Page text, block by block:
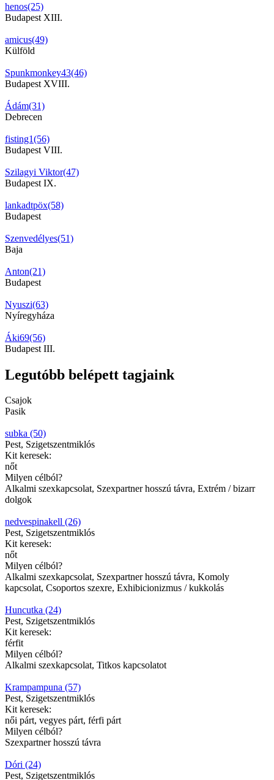
henos(25)
Budapest XIII.
amicus(49)
Külföld
Spunkmonkey43(46)
Budapest XVIII.
Ádám(31)
Debrecen
fisting1(56)
Budapest VIII.
Szilagyi Viktor(47)
Budapest IX.
lankadtpöx(58)
Budapest
Szenvedélyes(51)
Baja
Anton(21)
Budapest
Nyuszi(63)
Nyíregyháza
Áki69(56)
Budapest III.
Legutóbb belépett tagjaink
Csajok
Pasik
subka (50)
Pest, Szigetszentmiklós
Kit keresek:
nőt
Milyen célból?
Alkalmi szexkapcsolat, Szexpartner hosszú távra, Extrém / bizarr
dolgok
nedvespinakell (26)
Pest, Szigetszentmiklós
Kit keresek:
nőt
Milyen célból?
Alkalmi szexkapcsolat, Szexpartner hosszú távra, Komoly
kapcsolat, Csoportos szexre, Exhibicionizmus / kukkolás
Huncutka (24)
Pest, Szigetszentmiklós
Kit keresek:
férfit
Milyen célból?
Alkalmi szexkapcsolat, Titkos kapcsolatot
Krampampuna (57)
Pest, Szigetszentmiklós
Kit keresek:
női párt, vegyes párt, férfi párt
Milyen célból?
Szexpartner hosszú távra
Dóri (24)
Pest, Szigetszentmiklós